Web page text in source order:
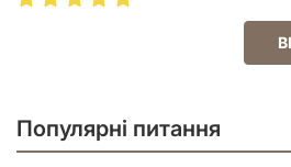
Популярні питання